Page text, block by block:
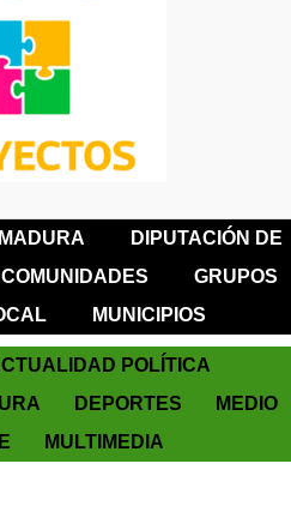
DIPUTACIÓN DE
GRUPOS
MUNICIPIOS
POLÍTICA
DEPORTES
MEDIO
MULTIMEDIA